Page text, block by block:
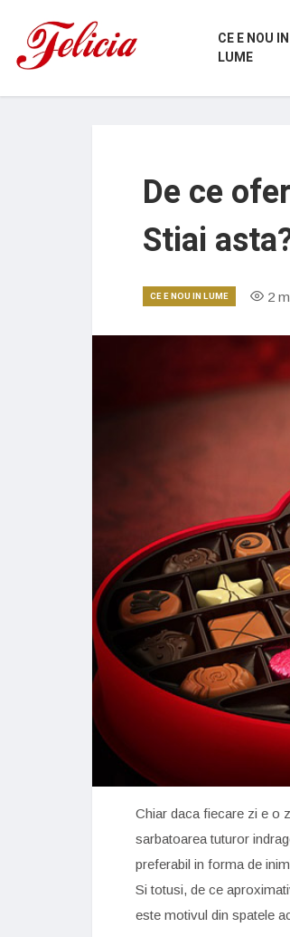
CE E NOU IN
LUME
De ce
Stiai
CE E NOU IN LUME 2
Chiar daca fiecare zi e o
sarbatoarea tuturor
preferabil in forma de
Si totusi, de ce
este motivul din spatele